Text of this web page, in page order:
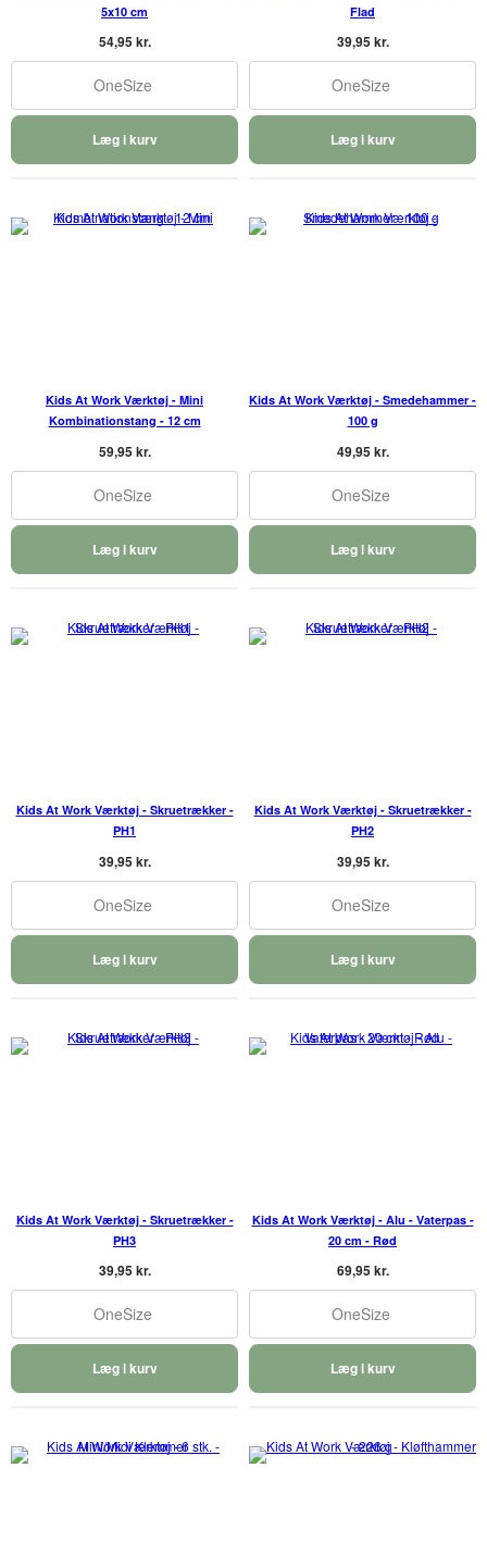
5x10 cm
54,95 kr.
OneSize
Læg i kurv
Flad
39,95 kr.
OneSize
Læg i kurv
Kids At Work Værktøj - Mini
Kombinationstang - 12 cm
59,95 kr.
OneSize
Læg i kurv
Kids At Work Værktøj - Smedehammer -
100 g
49,95 kr.
OneSize
Læg i kurv
Kids At Work Værktøj - Skruetrækker -
PH1
39,95 kr.
OneSize
Læg i kurv
Kids At Work Værktøj - Skruetrækker -
PH2
39,95 kr.
OneSize
Læg i kurv
Kids At Work Værktøj - Skruetrækker -
PH3
39,95 kr.
OneSize
Læg i kurv
Kids At Work Værktøj - Alu - Vaterpas -
20 cm - Rød
69,95 kr.
OneSize
Læg i kurv